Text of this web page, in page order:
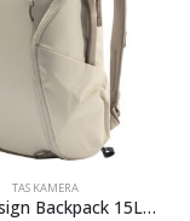
TAS KAMERA
Peak Design Backpack 15L Zip V2 Bone